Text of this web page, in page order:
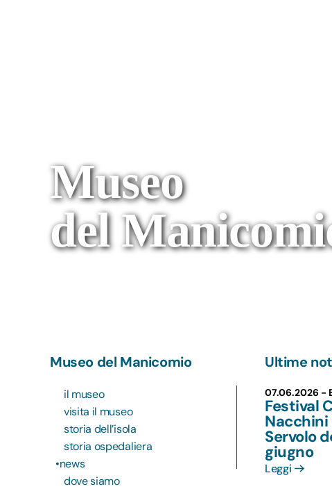
Museo
del
Museo del Manicomio
il museo
visita il museo
storia dell’isola
storia ospedaliera
news
dove siamo
Ultime
07.06.2026 -
Festival
Nacchini
Servolo
giugno
Leggi